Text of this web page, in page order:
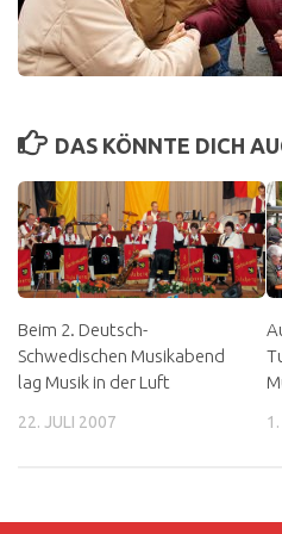
DAS KÖNNTE DICH
Beim 2. Deutsch-
Schwedischen Musikabend
lag Musik in der Luft
22. JULI 2007